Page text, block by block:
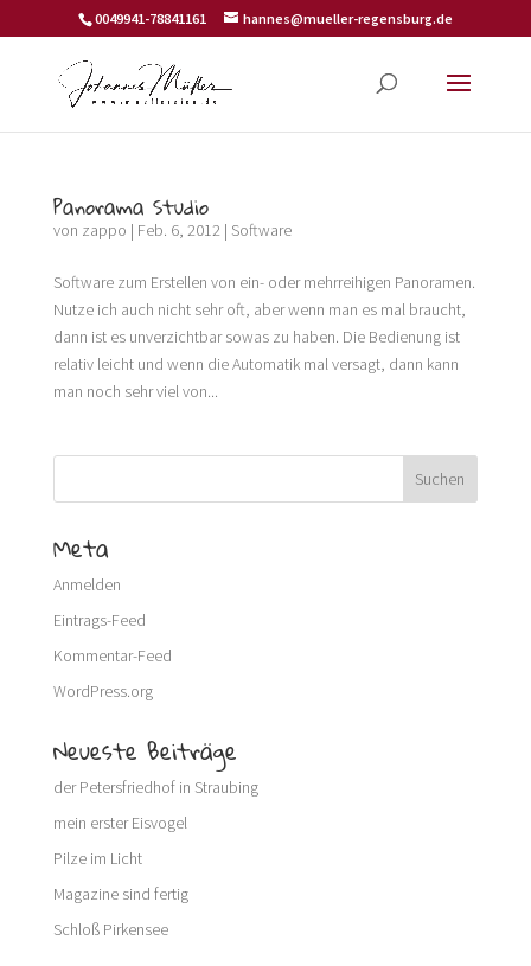
0049941-78841161 hannes@mueller-regensburg.de
Panorama Studio
von zappo | Feb. 6, 2012| Software
Software zum Erstellen von ein- oder mehrreihigen Panoramen.
Nutze ich auch nicht sehr oft, aber wenn man es mal braucht,
dann ist es unverzichtbar sowas zu haben. Die Bedienung ist
relativ leicht und wenn die Automatik mal versagt, dann kann
man noch sehr viel von...
Meta
Anmelden
Eintrags-Feed
Kommentar-Feed
WordPress.org
Neueste Beiträge
der Petersfriedhof in Straubing
mein erster Eisvogel
Pilze im Licht
Magazine sind fertig
Schloß Pirkensee